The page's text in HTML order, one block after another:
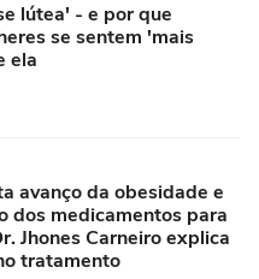
lútea' - e por que
se sentem 'mais
ela
avanço da obesidade e
dos medicamentos para
Jhones Carneiro explica
tratamento